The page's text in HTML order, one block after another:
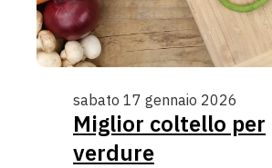
sabato 17 gennaio 2026
Miglior coltello per
verdure